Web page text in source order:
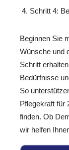
Schritt 4:
Beginnen Sie
Wünsche und
Schritt
Bedürfnisse
So
Pflegekraft für
finden. Ob
wir helfen